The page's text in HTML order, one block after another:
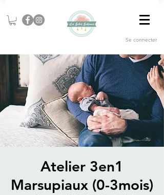
Se connecter
Atelier 3en1
Marsupiaux (0-3mois)